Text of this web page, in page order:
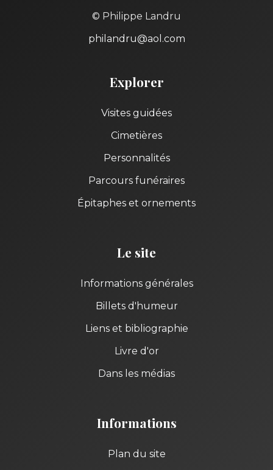
© Philippe Landru
philandru@aol.com
Explorer
Visites guidées
Cimetières
Personnalités
Parcours funéraires
Épitaphes et ornements
Le site
Informations générales
Billets d'humeur
Liens et bibliographie
Livre d'or
Dans les médias
Informations
Plan du site